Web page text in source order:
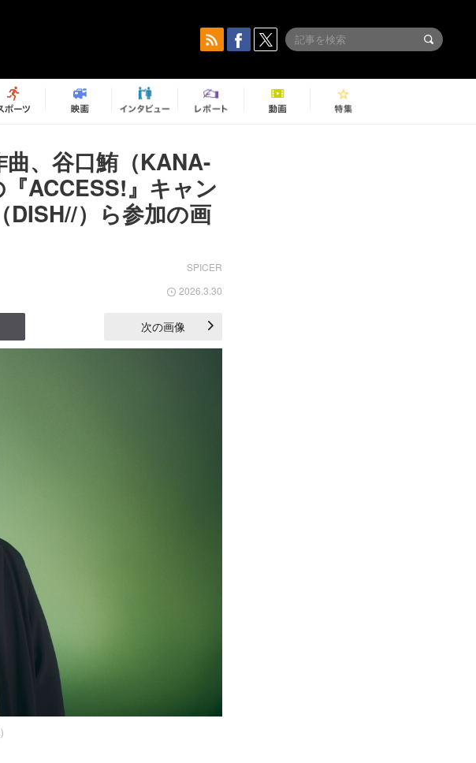
、谷口鮪（KANA-
ACCESS!』キャン
）ら参加の画
SPICER
2026.3.30
次の画像